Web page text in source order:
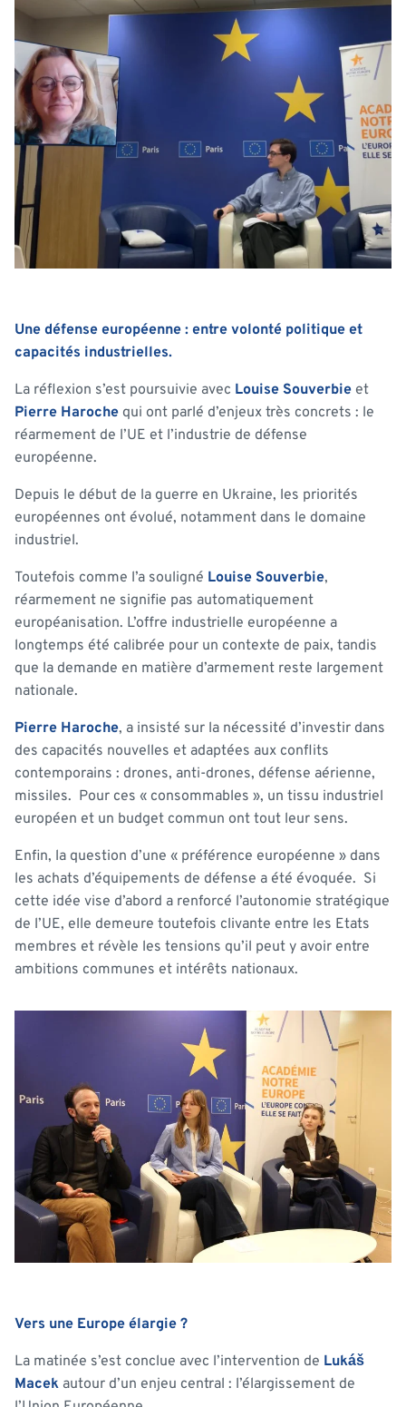
Une défense européenne : entre volonté politique et
capacités industrielles.
La réflexion s’est poursuivie avec Louise Souverbie et
Pierre Haroche qui ont parlé d’enjeux très concrets : le
réarmement de l’UE et l’industrie de défense
européenne.
Depuis le début de la guerre en Ukraine, les priorités
européennes ont évolué, notamment dans le domaine
industriel.
Toutefois comme l’a souligné Louise Souverbie,
réarmement ne signifie pas automatiquement
européanisation. L’offre industrielle européenne a
longtemps été calibrée pour un contexte de paix, tandis
que la demande en matière d’armement reste largement
nationale.
Pierre Haroche, a insisté sur la nécessité d’investir dans
des capacités nouvelles et adaptées aux conflits
contemporains : drones, anti-drones, défense aérienne,
missiles. Pour ces « consommables », un tissu industriel
européen et un budget commun ont tout leur sens.
Enfin, la question d’une « préférence européenne » dans
les achats d’équipements de défense a été évoquée. Si
cette idée vise d’abord a renforcé l’autonomie stratégique
de l’UE, elle demeure toutefois clivante entre les Etats
membres et révèle les tensions qu’il peut y avoir entre
ambitions communes et intérêts nationaux.
Vers une Europe élargie ?
La matinée s’est conclue avec l’intervention de Lukáš
Macek autour d’un enjeu central : l’élargissement de